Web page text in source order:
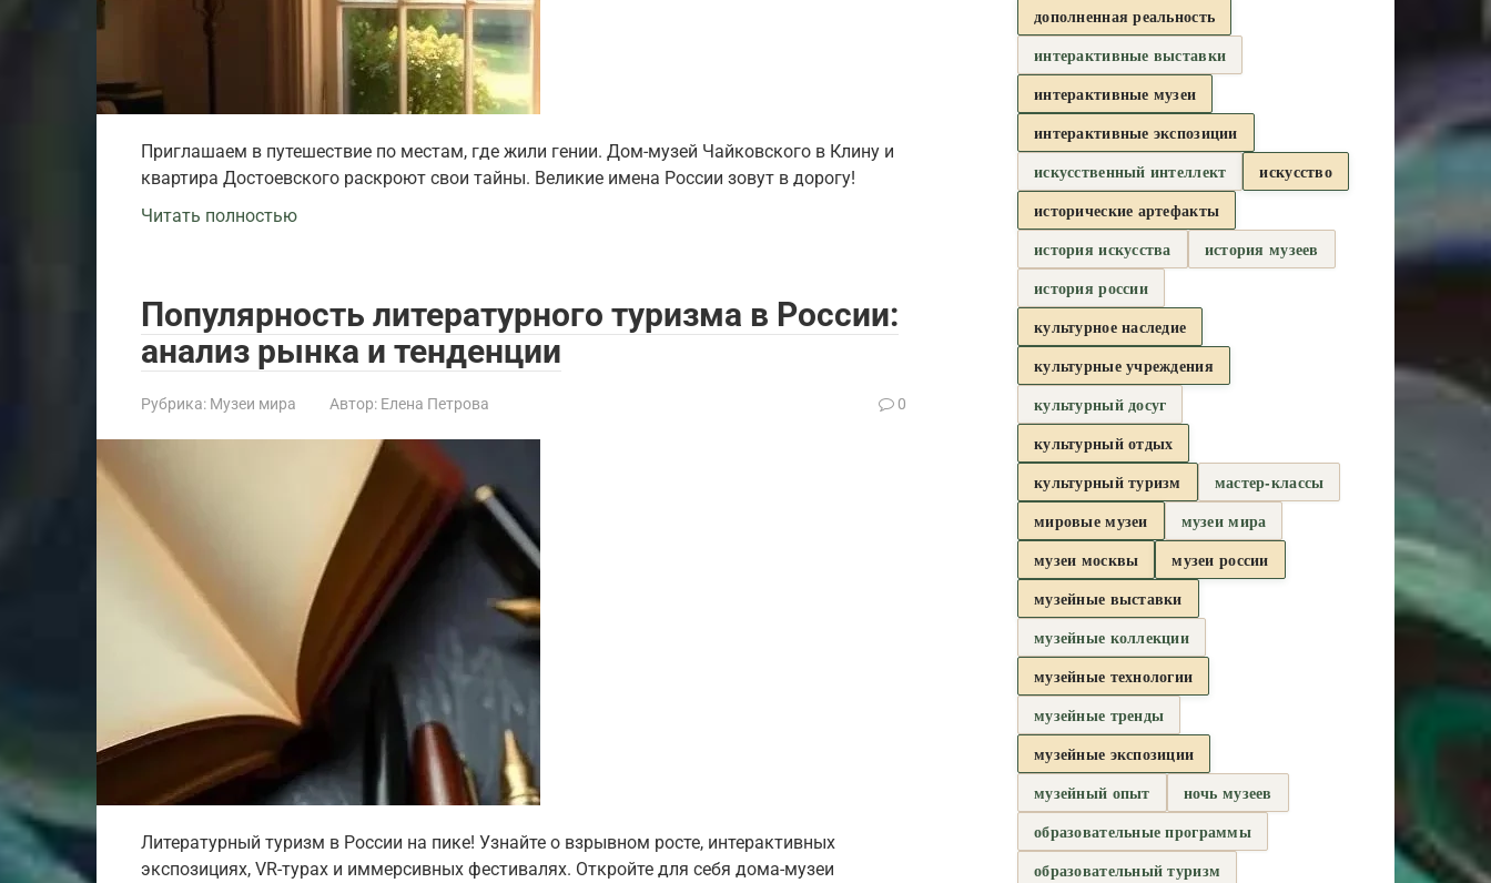
Приглашаем в путешествие по местам, где жили гении. Дом-музей Чайковского в Клину и
квартира Достоевского раскроют свои тайны. Великие имена России зовут в дорогу!
Читать полностью
Популярность литературного туризма в России:
анализ рынка и тенденции
Рубрика: Музеи мира Автор: Елена Петрова 0
Литературный туризм в России на пике! Узнайте о взрывном росте, интерактивных
экспозициях, VR-турах и иммерсивных фестивалях. Откройте для себя дома-музеи
дополненная реальность
интерактивные выставки
интерактивные музеи
интерактивные экспозиции
искусственный интеллект
искусство
исторические артефакты
история искусства
история музеев
история россии
культурное наследие
культурные учреждения
культурный досуг
культурный отдых
культурный туризм
мастер-классы
мировые музеи
музеи мира
музеи москвы
музеи россии
музейные выставки
музейные коллекции
музейные технологии
музейные тренды
музейные экспозиции
музейный опыт
ночь музеев
образовательные программы
образовательный туризм